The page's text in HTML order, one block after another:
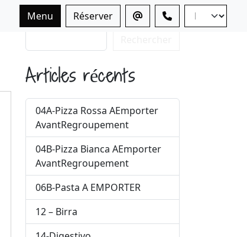
Menu Réserver
Rechercher
Articles récents
04A-Pizza Rossa AEmporter
AvantRegroupement
04B-Pizza Bianca AEmporter
AvantRegroupement
06B-Pasta A EMPORTER
12 – Birra